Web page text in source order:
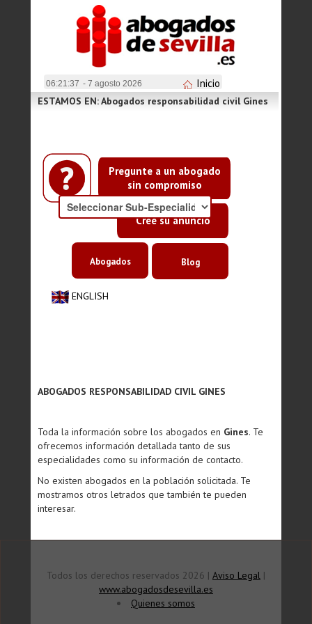
06:21:37 - 7 agosto 2026 Inicio
Pregunte a un abogado
sin compromiso
Cree su anuncio
ESTAMOS EN: Abogados responsabilidad civil Gines
ENGLISH
Abogados Blog
ABOGADOS RESPONSABILIDAD CIVIL GINES
Toda la información sobre los abogados en Gines. Te
ofrecemos información detallada tanto de sus
especialidades como su información de contacto.
No existen abogados en la población solicitada. Te
mostramos otros letrados que también te pueden
interesar.
Todos los derechos reservados 2026 | Aviso Legal |
www.abogadosdesevilla.es
Quienes somos